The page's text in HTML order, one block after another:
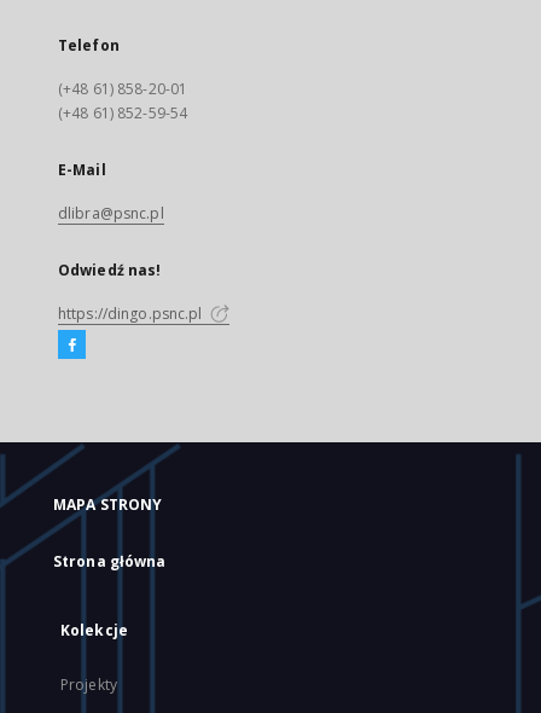
Telefon
(+48 61) 858-20-01
(+48 61) 852-59-54
E-Mail
dlibra@psnc.pl
Odwiedź nas!
https://dingo.psnc.pl
MAPA STRONY
Strona główna
Kolekcje
Projekty